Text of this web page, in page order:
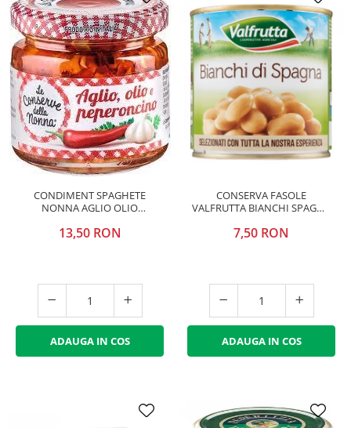
CONDIMENT SPAGHETE
NONNA AGLIO OLIO
13,50 RON
ADAUGA IN COS
CONSERVA FASOLE
VALFRUTTA BIANCHI SPAGNA
7,50 RON
ADAUGA IN COS